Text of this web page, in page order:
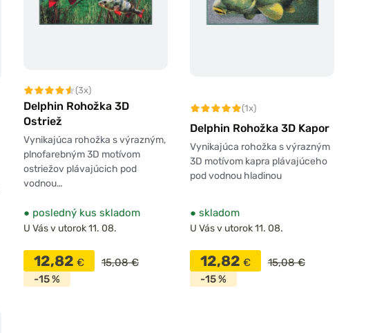
(3x)
Delphin Rohožka 3D
Ostriež
Vynikajúca rohožka s výrazným,
plnofarebným 3D motívom
ostriežov plávajúcich pod
vodnou…
● posledný kus skladom
U Vás v utorok 11. 08.
12,82 €
15,08 €
-15 %
(1x)
Delphin Rohožka 3D Kapor
Vynikajúca rohožka s výrazným
3D motívom kapra plávajúceho
pod vodnou hladinou
● skladom
U Vás v utorok 11. 08.
12,82 €
15,08 €
-15 %